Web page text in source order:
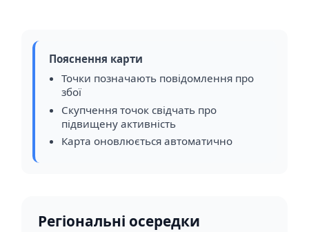
Пояснення карти
Точки позначають повідомлення про
збої
Скупчення точок свідчать про
підвищену активність
Карта оновлюється автоматично
Регіональні осередки